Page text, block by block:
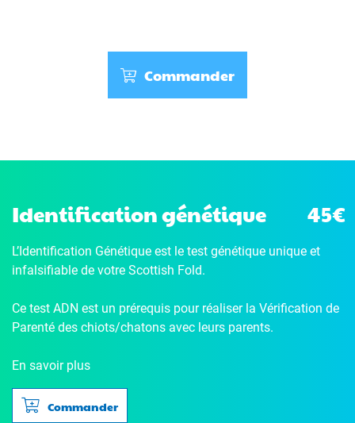
Commander
Identification génétique 45€
L’Identification Génétique est le test génétique unique et
infalsifiable de votre Scottish Fold.
Ce test ADN est un prérequis pour réaliser la Vérification de
Parenté des chiots/chatons avec leurs parents.
En savoir plus
Commander